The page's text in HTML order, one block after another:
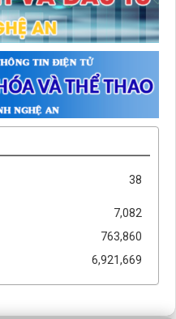
38
7,082
763,860
6,921,669